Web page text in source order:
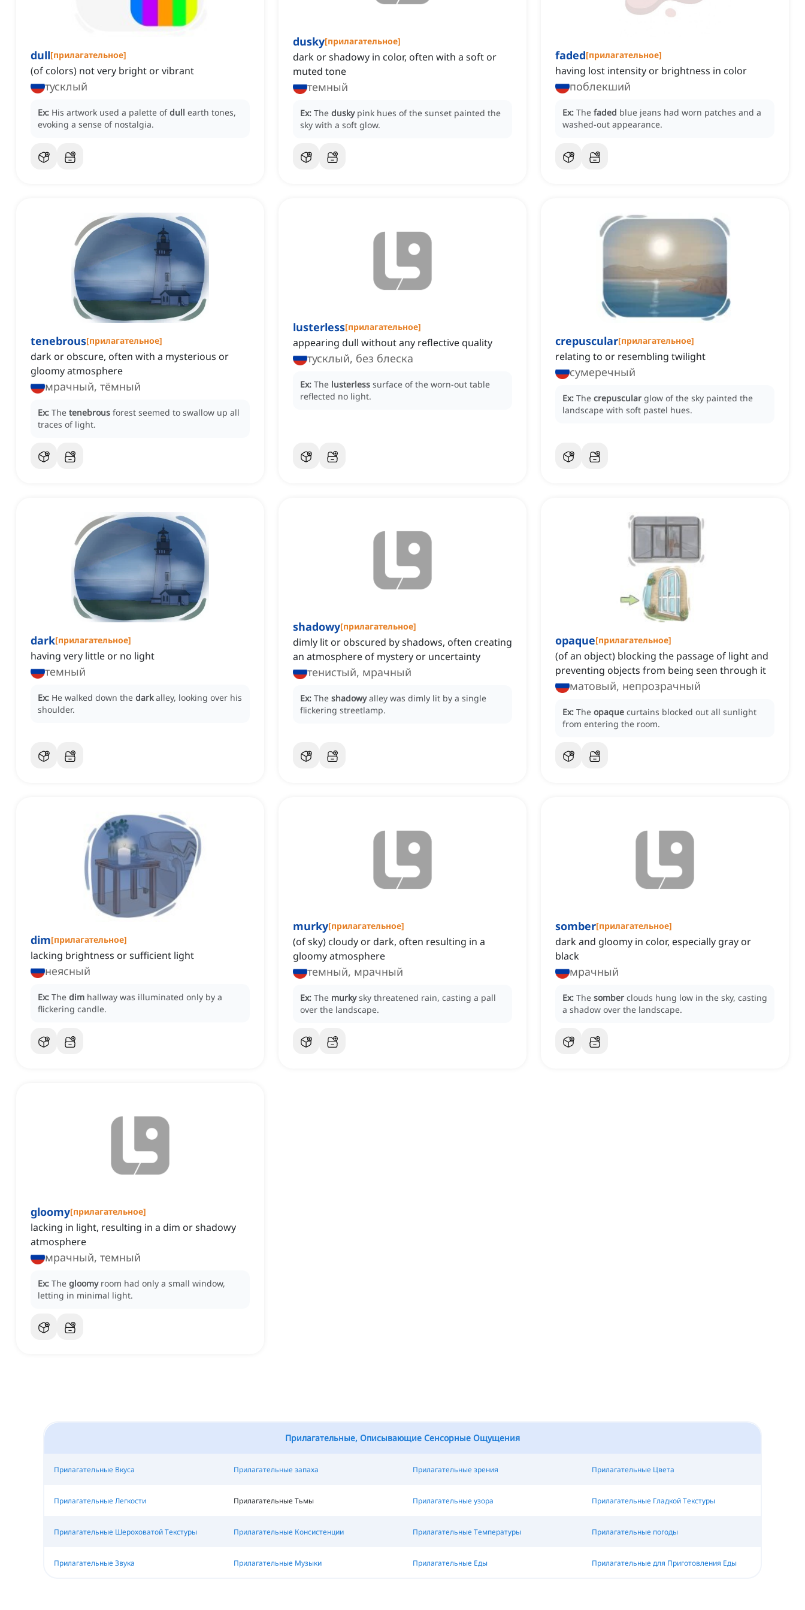
dull[прилагательное]
(of colors) not very bright or vibrant
тусклый
Ex: His artwork used a palette ofdull earth tones,
evoking a sense of nostalgia.
dusky[прилагательное]
dark or shadowy in color, often with a soft or
muted tone
темный
Ex: The dusky pink hues of the sunset painted the
sky with a soft glow.
faded[прилагательное]
having lost intensity or brightness in color
поблекший
Ex: The faded blue jeans had worn patches and a
washed-out appearance.
tenebrous[прилагательное]
dark or obscure, often with a mysterious or
gloomy atmosphere
мрачный, тёмный
Ex: The tenebrous forest seemed to swallow up all
traces of light.
lusterless[прилагательное]
appearing dull without any reflective quality
тусклый, без блеска
Ex: The lusterless surface of the worn-out table
reflected no light.
crepuscular[прилагательное]
relating to or resembling twilight
сумеречный
Ex: The crepuscular glow of the sky painted the
landscape with soft pastel hues.
dark[прилагательное]
having very little or no light
темный
Ex: He walked down the dark alley, looking over his
shoulder.
shadowy[прилагательное]
dimly lit or obscured by shadows, often creating
an atmosphere of mystery or uncertainty
тенистый, мрачный
Ex: The shadowy alley was dimly lit by a single
flickering streetlamp.
opaque[прилагательное]
(of an object) blocking the passage of light and
preventing objects from being seen through it
матовый, непрозрачный
Ex: The opaque curtains blocked out all sunlight
from entering the room.
dim[прилагательное]
lacking brightness or sufficient light
неясный
Ex: The dim hallway was illuminated only by a
flickering candle.
murky[прилагательное]
(of sky) cloudy or dark, often resulting in a
gloomy atmosphere
темный, мрачный
Ex: The murky sky threatened rain, casting a pall
over the landscape.
somber[прилагательное]
dark and gloomy in color, especially gray or
black
мрачный
Ex: The somber clouds hung low in the sky, casting
a shadow over the landscape.
gloomy[прилагательное]
lacking in light, resulting in a dim or shadowy
atmosphere
мрачный, темный
Ex: The gloomy room had only a small window,
letting in minimal light.
Прилагательные, Описывающие Сенсорные Ощущения
Прилагательные Вкуса Прилагательные запаха Прилагательные зрения Прилагательные Цвета
Прилагательные Легкости Прилагательные Тьмы Прилагательные узора Прилагательные Гладкой Текстуры
Прилагательные Шероховатой Текстуры Прилагательные Консистенции Прилагательные Температуры Прилагательные погоды
Прилагательные Звука Прилагательные Музыки Прилагательные Еды Прилагательные для Приготовления Еды